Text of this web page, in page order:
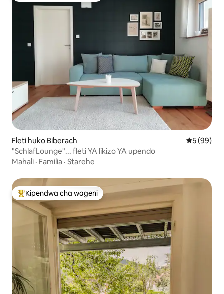
Fleti huko Biberach Ukadiriaji
5 (99)
"SchlafLounge"... fleti YA likizo YA upendo
Mahali · Familia · Starehe
Kipendwa maarufu cha wageni
Kipendwa cha wageni